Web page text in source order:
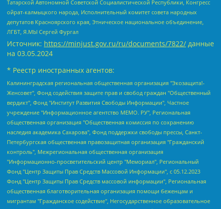
Татарской Автономной Советской Социалистической Республики, Конгресс
ойрат-калмыцкого народа, Исполнительный комитет совета народных
депутатов Красноярского края, Этническое национальное объединение,
ЛГБТ, Я.МЫ Сергей Фургал
Источник: https://minjust.gov.ru/ru/documents/7822/ данные
на 03.05.2024
* Реестр иностранных агентов:
Калининградская региональная общественная организация "Экозащита!-Женсовет", Фонд содействия защите прав и свобод граждан "Общественный вердикт", Фонд "Институт Развития Свободы Информации", Частное учреждение "Информационное агентство МЕМО. РУ", Региональная общественная организация "Общественная комиссия по сохранению наследия академика Сахарова", Фонд поддержки свободы прессы, Санкт-Петербургская общественная правозащитная организация "Гражданский контроль", Межрегиональная общественная организация "Информационно-просветительский центр "Мемориал", Региональный Фонд "Центр Защиты Прав Средств Массовой Информации", с 05.12.2023 Фонд "Центр Защиты Прав Средств массовой информации", Региональная общественная благотворительная организация помощи беженцам и мигрантам "Гражданское содействие", Негосударственное образовательное учреждение дополнительного профессионального образования (повышение квалификации) специалистов "АКАДЕМИЯ ПО ПРАВАМ ЧЕЛОВЕКА", Свердловская региональная общественная организация "Сутяжник", Автономная некоммерческая организация "Центр независимых социологических исследований", Союз общественных объединений "Российский исследовательский центр по правам человека", Региональное общественное учреждение научно-информационный центр "МЕМОРИАЛ", Некоммерческая организация "Фонд защиты гласности", Автономная некоммерческая организация "Институт прав человека", Городская общественная организация "Екатеринбургское общество "МЕМОРИАЛ", Городская общественная организация "Рязанское историко-просветительское и правозащитное общество "Мемориал" (Рязанский Мемориал), Челябинский региональный орган общественной самодеятельности – женское общественное объединение "Женщины Евразии", Челябинский региональный орган общественной самодеятельности "Уральская правозащитная группа", Фонд содействия защите здоровья и социальной справедливости имени Андрея Рылькова, Автономная Некоммерческая Организация "Аналитический Центр Юрия Левады", Автономная некоммерческая организация социальной поддержки населения "Проект Апрель", Региональная общественная организация помощи женщинам и детям, находящимся в кризисной ситуации "Информационно-методический центр "Анна", Фонд содействия развитию массовых коммуникаций и правовому просвещению "Так-так-Так", Фонд содействия устойчивому развитию "Серебряная тайга", Свердловский региональный общественный фонд социальных проектов "Новое время", "Idel.Реалии", Кавказ.Реалии, Крым.Реалии, Телеканал Настоящее Время, Татаро-башкирская служба Радио Свобода (Azatliq Radiosi), Радио Свободная Европа/Радио Свобода (PCE/PC), "Сибирь.Реалии", "Фактограф", Благотворительный фонд помощи осужденным и их семьям, Автономная некоммерческая организация "Институт глобализации и социальных движений", Фонд "В защиту прав заключенных", Частное учреждение "Центр поддержки и содействия развитию средств массовой информации", Пензенский региональный общественный благотворительный фонд "Гражданский союз", "Север.Реалии", Некоммерческая организация Фонд "Правовая инициатива", Общество с ограниченной ответственностью "Радио Свободная Европа/Радио Свобода", Чешское информационное агентство "MEDIUM-ORIENT", Красноярская региональная общественная организация "Мы против СПИДа", Камалягин Денис Николаевич, Маркелов Сергей Евгеньевич, Пономарев Лев Александрович, Савицкая Людмила Алексеевна, Автономная некоммерческая организация "Центр по работе с проблемой насилия "НАСИЛИЮ.НЕТ", Межрегиональный профессиональный союз работников здравоохранения "Альянс врачей", Юридическое лицо, зарегистрированное в Латвийской Республике, SIA "Medusa Project" (регистрационный номер 40103797863, дата регистрации 10.06.2014), Некоммерческая организация "Фонд по борьбе с коррупцией", Автономная некоммерческая организация "Институт права и публичной политики", Баданин Роман Сергеевич, Гликин Максим Александрович, Железнова Мария Михайловна, Лукьянова Юлия Сергеевна, Маетная Елизавета Витальевна, Маняхин Петр Борисович, Чуракова Ольга Владимировна, Ярош Юлия Петровна, Юридическое лицо "The Insider SIA", зарегистрированное в Риге, Латвийская Республика (дата регистрации 26.06.2015), являющееся администратором доменного имени интернет-издания "The Insider SIA", https://theins.ru, Постернак Алексей Евгеньевич, Рубин Михаил Аркадьевич, Анин Роман Александрович, Юридическое лицо Istories fonds, зарегистрированное в Латвийской Республике (регистрационный номер 50008295751, дата регистрации 24.02.2020), Великовский Дмитрий Александрович, Долинина Ирина Николаевна, Мароховская Алеся Алексеевна, Шлейнов Роман Юрьевич, Шмагун Олеся Валентиновна, Общество с ограниченной ответственностью "Альтаир 2021", Общество с ограниченной ответственностью "Вега 2021", Общество с ограниченной ответственностью "Главный редактор 2021", Общество с ограниченной ответственностью "Ромашки монолит", Важенков Артем Валерьевич, Ивановская областная общественная организация "Центр гендерных исследований", Гурман Юрий Альбертович, Медиапроект "ОВД-Инфо", Егоров Владимир Владимирович, Жилинский Владимир Александрович, Общество с ограниченной ответственностью "ЗП", Иванова София Юрьевна, Карезина Инна Павловна, Кильтау Екатерина Викторовна, Петров Алексей Викторович, Пискунов Сергей Евгеньевич, Смирнов Сергей Сергеевич, Тихонов Михаил Сергеевич, Общество с ограниченной ответственностью "ЖУРНАЛИСТ-ИНОСТРАННЫЙ АГЕНТ", Арапова Галина Юрьевна, Вольтская Татьяна Анатольевна, Американская компания "Mason G.E.S. Anonymous Foundation" (США), являющаяся владельцем интернет-издания https://mnews.world/, Компания "Stichting Bellingcat", зарегистрированная в Нидерландах (дата регистрации 11.07.2018), Захаров Андрей Вячеславович, Клепиковская Екатерина Дмитриевна, Общество с ограниченной ответственностью "МЕМО", Перл Роман Александрович, Симонов Евгений Алексеевич, Соловьева Елена Анатольевна, Сотников Даниил Владимирович, Сурначева Елизавета Дмитриевна, Автономная некоммерческая организация по защите прав человека и информированию населения "Якутия – Наше Мнение", Общество с ограниченной ответственностью "Москоу диджитал медиа", с 26.01.2023 Общество с ограниченной ответственностью "Чайка Белые сады", Ветошкина Валерия Валерьевна, Заговора Максим Александрович, Межрегиональное общественное движение "Российская ЛГБТ - сеть", Оленичев Максим Владимирович, Павлов Иван Юрьевич, Скворцова Елена Сергеевна, Общество с ограниченной ответственностью "Как бы инагент", Кочетков Игорь Викторович, Общество с ограниченной ответственностью "Честные выборы", Еланчик Олег Александрович, Общество с ограниченной ответственностью "Нобелевский призыв", Гималова Регина Эмилевна, Григорьев Андрей Валерьевич, Григорьева Алина Александровна, Ассоциация по содействию защите прав призывников, альтернативнослужащих и военнослужащих "Правозащитная группа "Гражданин.Армия.Право", Хисамова Регина Фаритовна, Автономная некоммерческая организация по реализации социально-правовых программ "Лилит", Дальневосточное общественное движение "Маяк", Санкт-Петербургская ЛГБТ-инициативная группа "Выход", Инициативная группа ЛГБТ+ "Реверс", Алексеев Андрей Викторович, Бекбулатова Таисия Львовна, Беляев Иван Михайлович, Владыкина Елена Сергеевна, Гельман Марат Александрович, Никульшина Вероника Юрьевна, Толоконникова Надежда Андреевна, Шендерович Виктор Анатольевич, Общество с ограниченной ответственностью "Данное сообщение", Общество с ограниченной ответственностью Издательский дом "Новая глава", Айнбиндер Александра Александровна, Московский комьюнити-центр для ЛГБТ+инициатив, Благотворительный фонд развития филантропии, Deutsche Welle (Германия, Kurt-Schumacher-Strasse 3, 53113 Bonn), Борзунова Мария Михайловна, Воробьев Виктор Викторович, Голубева Анна Львовна, Константинова Алла Михайловна, Малкова Ирина Владимировна, Мурадов Мурад Абдулгалимович, Осетинская Елизавета Николаевна, Понасенков Евгений Николаевич, Ганапольский Матвей Юрьевич, Киселев Евгений Алексеевич, Борухович Ирина Григорьевна, Дремин Иван Тимофеевич, Дубровский Дмитрий Викторович, Красноярская региональная общественная организация поддержки и развития альтернативных образовательных технологий и межкультурных коммуникаций "ИНТЕРРА", Маяковская Екатерина Алексеевна, Фейгин Марк Захарович, Филимонов Андрей Викторович, Дзугкоева Регина Николаевна, Доброхотов Роман Александрович, Дудь Юрий Александрович, Елкин Сергей Владимирович, Кругликов Кирилл Игоревич, Сабунаева Мария Леонидовна, Семенов Алексей Владимирович, Шаинян Карен Багратович, Шульман Екатерина Михайловна, Асафьев Артур Валерьевич, Вахштайн Виктор Семенович, Венедиктов Алексей Алексеевич, Лушникова Екатерина Евгеньевна, Волков Леонид Михайлович, Невзоров Александр Глебович, Пархоменко Сергей Борисович, Сироткин Ярослав Николаевич, Кара-Мурза Владимир Владимирович, Баранова Наталья Владимировна, Гозман Леонид Яковлевич, Кагарлицкий Борис Юльевич, Климарев Михаил Валерьевич, Милов Владимир Станиславович, Автономная некоммерческая организация Краснодарский центр современного искусства "Типография", Моргенштерн Алишер Тагирович, Соболь Любовь Эдуардовна, Общество с ограниченной ответственностью "ЛИЗА НОРМ", Каспаров Гарри Кимович, Ходорковский Михаил Борисович, Общество с ограниченной ответственностью "Апрельские тезисы", Данилович Ирина Брониславовна, Кашин Олег Владимирович, Петров Николай Владимирович, Пивоваров Алексей Владимирович, Соколов Михаил Владимирович, Цветкова Юлия Владимировна, Чичваркин Евгений Александрович, Комитет против пыток/Команда против пыток, Общество с ограниченной ответственностью "Первый научный", Общество с ограниченной ответственностью "Вертолет и ко", Белоцерковская Вероника Борисовна, Кац Максим Евгеньевич, Лазарева Татьяна Юрьевна, Шаведдинов Руслан Табризович, Яшин Илья Валерьевич, Общество с ограниченной ответственностью "Иноагент ААВ", Алешковский Дмитрий Петрович, Альбац Евгения Марковна, Быков Дмитрий Львович, Галямина Юлия Евгеньевна, Лойко Сергей Леонидович, Мартынов Кирилл Константинович, Медведев Сергей Александрович, Крашенинников Федор Геннадиевич, Гордеева Катерина Вл